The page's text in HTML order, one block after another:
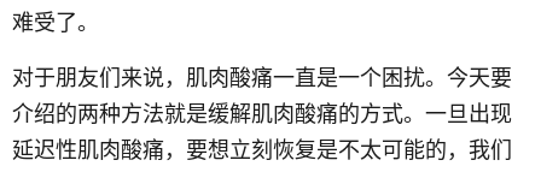
难受了。
对于朋友们来说，肌肉酸痛一直是一个困扰。今天要
介绍的两种方法就是缓解肌肉酸痛的方式。一旦出现
延迟性肌肉酸痛，要想立刻恢复是不太可能的，我们